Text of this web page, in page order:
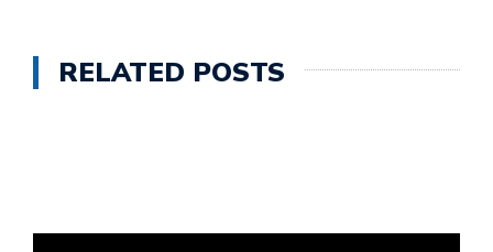
RELATED POSTS